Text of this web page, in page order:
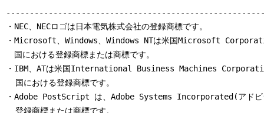
(２)お客様は、日本国内においてのみ許諾プログラムを使用
  ３．著作権表示、複製等
(１)お客様は、前条第１項にもとづき許諾プログラムを使用
ピュータの台数と同じ部数まで許諾プログラムを複製す
(２)前項のほか、お客様は、滅失、毀損等に備える目的での
      部複製することができます。
・NEC、NECロゴは日本電気株式会社の登録商標です。
・Microsoft、Windows、Windows NTは米国Microsoft
国における登録商標または商標です。
・IBM、ATは米国International Business Machines
  国における登録商標です。
・Adobe PostScript は、Adobe Systems Incorporated(アドビ
  登録商標または商標です。